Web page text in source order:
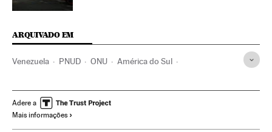
ARQUIVADO EM
Venezuela PNUD ONU América do Sul
Relações exteriores Nicolás Maduro
Adere a
Mais informações